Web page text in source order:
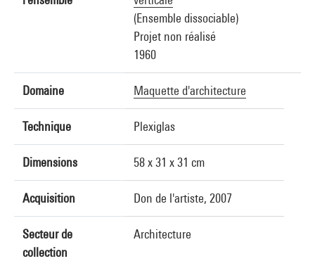
(Ensemble dissociable)
Projet non réalisé
1960
Domaine Maquette d'architecture
Technique Plexiglas
Dimensions 58 x 31 x 31 cm
Acquisition Don de l'artiste, 2007
Secteur de
collection
Architecture